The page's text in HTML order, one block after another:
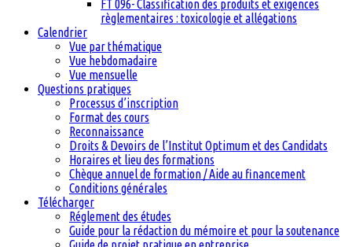
FT 096- Classification des produits et exigences
règlementaires : toxicologie et allégations
Calendrier
Vue par thématique
Vue hebdomadaire
Vue mensuelle
Questions pratiques
Processus d’inscription
Format des cours
Reconnaissance
Droits & Devoirs de l’Institut Optimum et des Candidats
Horaires et lieu des formations
Chèque annuel de formation / Aide au financement
Conditions générales
Télécharger
Réglement des études
Guide pour la rédaction du mémoire et pour la soutenance